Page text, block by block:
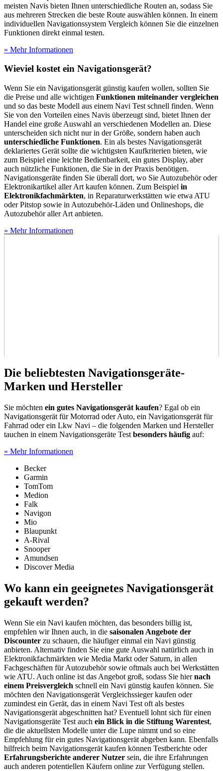
meisten Navis bieten Ihnen unterschiedliche Routen an, sodass Sie
aus mehreren Strecken die beste Route auswählen können. In einem
individuellen Navigationssystem Vergleich können Sie die einzelnen
Funktionen direkt einmal testen.
» Mehr Informationen
Wieviel kostet ein Navigationsgerät?
Wenn Sie ein Navigationsgerät günstig kaufen wollen, sollten Sie
die Preise und alle wichtigen Funktionen miteinander vergleichen
und so das beste Modell aus einem Navi Test schnell finden. Wenn
Sie von den Vorteilen eines Navis überzeugt sind, bietet Ihnen der
Handel eine große Auswahl an verschiedenen Modellen an. Diese
unterscheiden sich nicht nur in der Größe, sondern haben auch
unterschiedliche Funktionen. Ein als bestes Navigationsgerät
deklariertes Gerät sollte die wichtigsten Kaufkriterien bieten, wie
zum Beispiel eine leichte Bedienbarkeit, ein gutes Display, aber
auch nützliche Funktionen, die Sie in der Praxis benötigen.
Navigationsgeräte finden Sie überall dort, wo Sie Autozubehör oder
Elektronikartikel aller Art kaufen können. Zum Beispiel in
Elektronikfachmärkten, in Reparaturwerkstätten wie etwa ATU
oder Pitstop sowie in Autozubehör-Läden und Onlineshops, die
Autozubehör aller Art anbieten.
» Mehr Informationen
Die beliebtesten Navigationsgeräte-
Marken und Hersteller
Sie möchten ein gutes Navigationsgerät kaufen? Egal ob ein
Navigationsgerät für Motorrad oder Auto, ein Navigationsgerät für
Fahrrad oder ein Lkw Navi – die folgenden Marken und Hersteller
tauchen in einem Navigationsgeräte Test besonders häufig auf:
» Mehr Informationen
Becker
Garmin
TomTom
Medion
Falk
Navigon
Mio
Blaupunkt
A-Rival
Snooper
Amundsen
Discover Media
Wo kann ein geeignetes Navigationsgerät
gekauft werden?
Wenn Sie ein Navi kaufen möchten, das besonders billig ist,
empfehlen wir Ihnen auch, in die saisonalen Angebote der
Discounter zu schauen, die häufiger einmal ein Navi günstig
anbieten. Alternativ finden Sie eine gute Auswahl natürlich auch in
Elektronikfachmärkten wie Media Markt oder Saturn, in allen
Fachgeschäften für Autozubehör sowie oftmals auch bei Werkstätten
wie ATU. Auch online ist das Angebot groß, sodass Sie hiernach
einem Preisvergleich schnell ein Navi günstig kaufen können. Sie
möchten den Navigationsgerät Vergleichssieger kaufen oder
zumindest ein Gerät, das in einem Navi Test oft als bestes
Navigationsgerät abgeschnitten hat? Eventuell lohnt sich für einen
Navigationsgeräte Test auch ein Blick in die Stiftung Warentest,
die die aktuellsten Modelle unter die Lupe nimmt und so eine
Empfehlung für ein gutes Navigationsgerät abgeben kann. Ebenfalls
hilfreich beim Navigationsgerät kaufen können Testberichte oder
Erfahrungsberichte anderer Nutzer sein, die ihre Erfahrungen
auch anderen potentiellen Käufern online zur Verfügung stellen.